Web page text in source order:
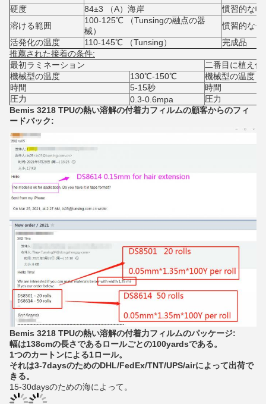
硬度
84±3 （A）海岸
慣習的な幅
溶ける範囲
100-125℃ （Tunsingの融点の器
械）
慣習的な長
活発化の温度
110-145℃ （Tunsing）
完成品
推薦された接着の条件:
最初ラミネーション
二番目に植え付
機械型の温度
130℃-150℃
機械型の温度
時間
5-15秒
時間
圧力
0.3-0.6mpa
圧力
Bemis 3218 TPUの熱い溶解の付着力フィルムの顧客からのフィ
ードバック:
Bemis 3218 TPUの熱い溶解の付着力フィルムのパッケージ:
幅は138cmの長さであるロールごとの100yardsである。
1つのカートンによる1ロール。
それは3-7daysのためのDHL/FedEx/TNT/UPS/airによって出荷で
きる。
15-30daysのための海によって。